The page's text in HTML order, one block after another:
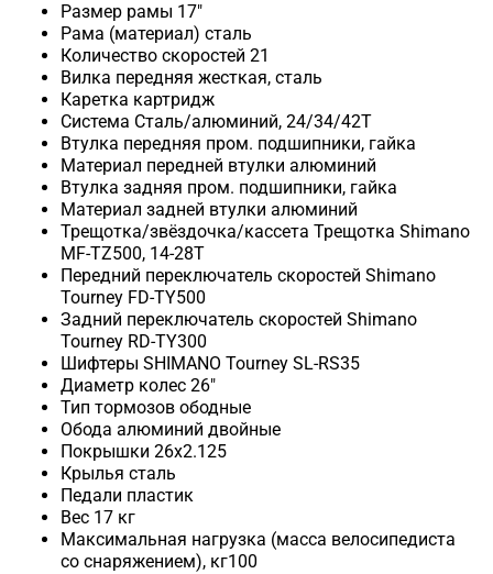
Размер рамы 17"
Рама (материал) сталь
Количество скоростей 21
Вилка передняя жесткая, сталь
Каретка картридж
Система Сталь/алюминий, 24/34/42Т
Втулка передняя пром. подшипники, гайка
Материал передней втулки алюминий
Втулка задняя пром. подшипники, гайка
Материал задней втулки алюминий
Трещотка/звёздочка/кассета Трещотка Shimano
MF-TZ500, 14-28Т
Передний переключатель скоростей Shimano
Tourney FD-TY500
Задний переключатель скоростей Shimano
Tourney RD-TY300
Шифтеры SHIMANO Tourney SL-RS35
Диаметр колес 26"
Тип тормозов ободные
Обода алюминий двойные
Покрышки 26x2.125
Крылья сталь
Педали пластик
Вес 17 кг
Максимальная нагрузка (масса велосипедиста
со снаряжением), кг100